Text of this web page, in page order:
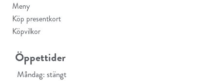
Meny
Köp presentkort
Köpvilkor
Öppettider
Måndag: stängt